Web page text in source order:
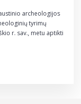
archeologijos
tyrimų
r. sav., metu aptikti